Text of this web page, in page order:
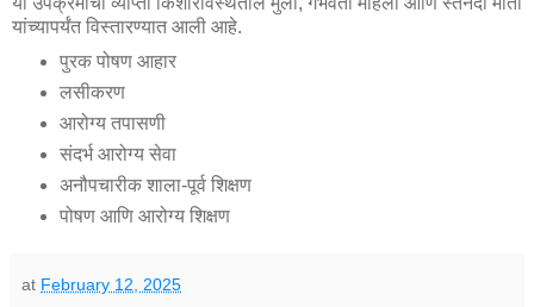
यांच्यापर्यंत विस्तारण्यात आली आहे.
पुरक पोषण आहार
लसीकरण
आरोग्य तपासणी
संदर्भ आरोग्य सेवा
अनौपचारीक शाला-पूर्व शिक्षण
पोषण आणि आरोग्य शिक्षण
at February 12, 2025